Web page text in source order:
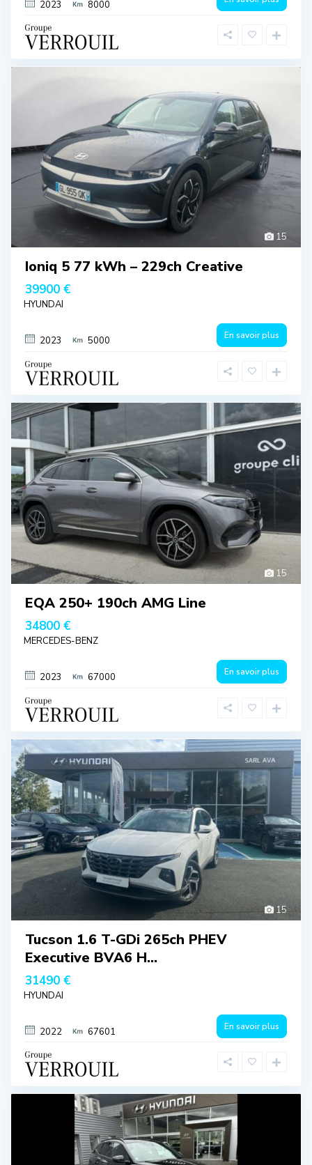
2023 8000
15
Ioniq 5 77 kWh – 229ch Creative
39900 €
HYUNDAI
2023 5000 En savoir plus
15
EQA 250+ 190ch AMG Line
34800 €
MERCEDES-BENZ
2023 67000 En savoir plus
15
Tucson 1.6 T-GDi 265ch PHEV
Executive BVA6 H...
31490 €
HYUNDAI
2022 67601 En savoir plus